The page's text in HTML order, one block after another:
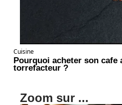
Cuisine
Pourquoi acheter son cafe
torrefacteur ?
Zoom sur ...